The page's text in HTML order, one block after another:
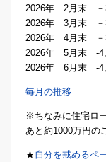
2026年 2月末 －
2026年 3月末 －
2026年 4月末 －
2026年 5月末 -
2026年 6月末 -
毎月の推移
※ちなみに住宅ロ
あと約1000万円の
★自分を戒めるペ